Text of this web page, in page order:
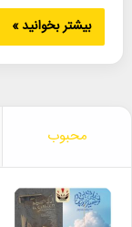
بیشتر بخوانید »
محبوب